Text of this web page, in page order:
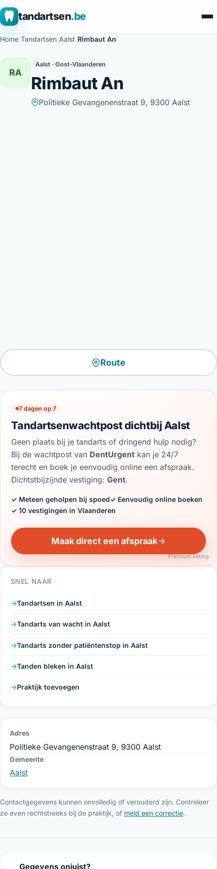
tandartsen.be
Home/Tandartsen/Aalst/Rimbaut An
RA
Aalst · Oost-Vlaanderen
Rimbaut An
Politieke Gevangenenstraat 9, 9300 Aalst
Route
7 dagen op 7
Tandartsenwachtpost dichtbij Aalst
Geen plaats bij je tandarts of dringend hulp nodig?
Bij de wachtpost van DentUrgent kan je 24/7
terecht en boek je eenvoudig online een afspraak.
Dichtstbijzijnde vestiging:Gent.
✓ Meteen geholpen bij spoed✓ Eenvoudig online boeken
✓ 10 vestigingen in Vlaanderen
Maak direct een afspraak
Premium listing
SNEL NAAR
Tandartsen in Aalst
Tandarts van wacht in Aalst
Tandarts zonder patiëntenstop in Aalst
Tanden bleken in Aalst
Praktijk toevoegen
Adres
Politieke Gevangenenstraat 9, 9300 Aalst
Gemeente
Aalst
Contactgegevens kunnen onvolledig of verouderd zijn. Controleer
ze even rechtstreeks bij de praktijk, of meld een correctie.
Gegevens onjuist?